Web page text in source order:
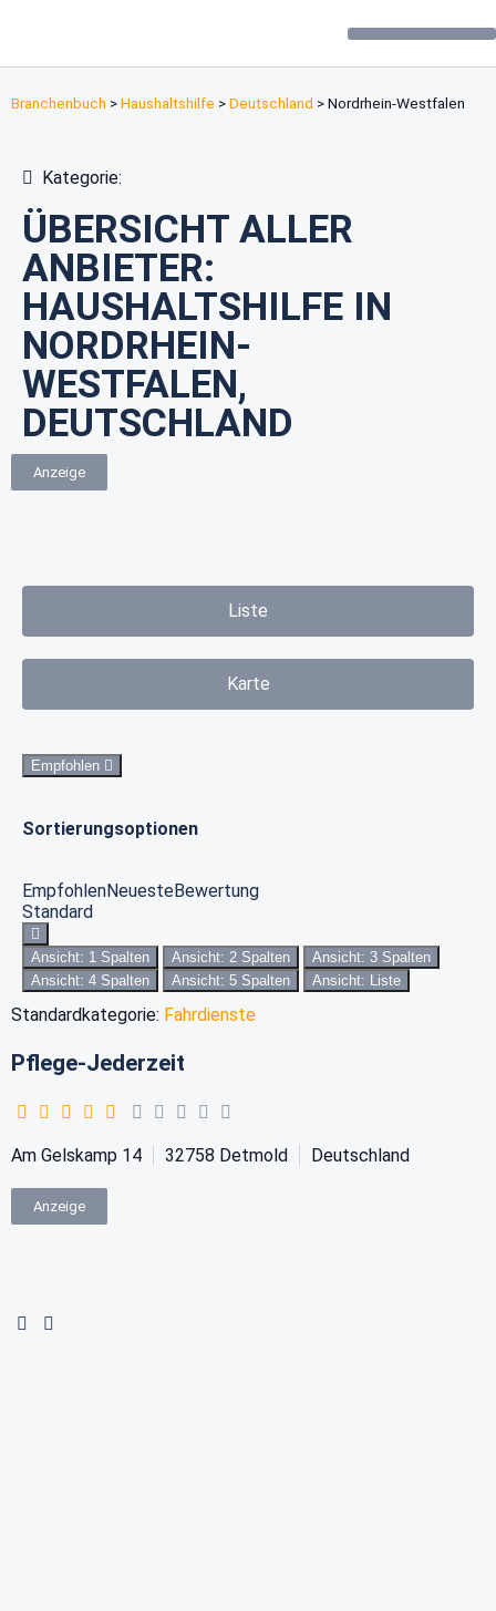
Branchenbuch >Haushaltshilfe >Deutschland >Nordrhein-Westfalen
Kategorie:
ÜBERSICHT ALLER
ANBIETER:
HAUSHALTSHILFE IN
NORDRHEIN-
WESTFALEN,
DEUTSCHLAND
Anzeige
Liste
Karte
Empfohlen
Sortierungsoptionen
EmpfohlenNeuesteBewertung
Standard
Ansicht: 1 Spalten Ansicht: 2 Spalten
Ansicht: 3 Spalten
Ansicht: 4 Spalten
Ansicht: 5 Spalten Ansicht: Liste
Standardkategorie: Fahrdienste
Pflege-Jederzeit
Am Gelskamp 14 32758 Detmold Deutschland
Anzeige